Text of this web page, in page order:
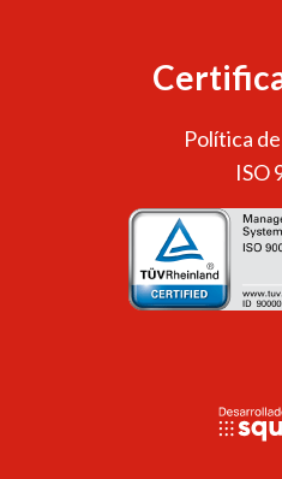
Política
ISO